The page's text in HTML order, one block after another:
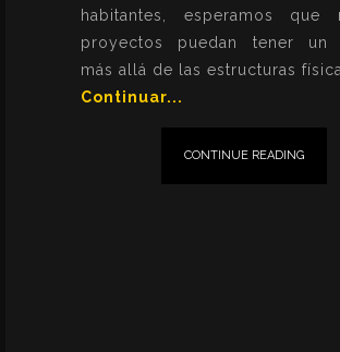
habitantes, esperamos que
proyectos puedan tener un
más allá de las estructuras
Continuar...
CONTINUE READING